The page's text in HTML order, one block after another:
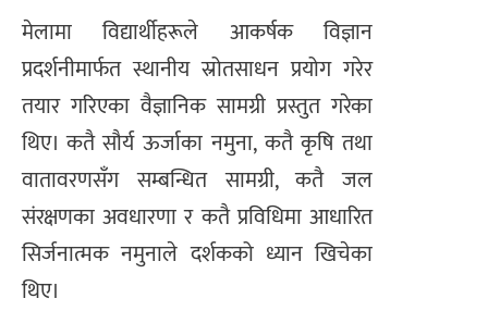
मेलामा विद्यार्थीहरूले आकर्षक विज्ञान
प्रदर्शनीमार्फत स्थानीय स्रोतसाधन प्रयोग गरेर
तयार गरिएका वैज्ञानिक सामग्री प्रस्तुत गरेका
थिए। कतै सौर्य ऊर्जाका नमुना, कतै कृषि तथा
वातावरणसँग सम्बन्धित सामग्री, कतै जल
संरक्षणका अवधारणा र कतै प्रविधिमा आधारित
सिर्जनात्मक नमुनाले दर्शकको ध्यान खिचेका
थिए।